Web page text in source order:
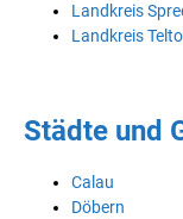
Landkreis
Landkreis
Städte und
Calau
Döbern